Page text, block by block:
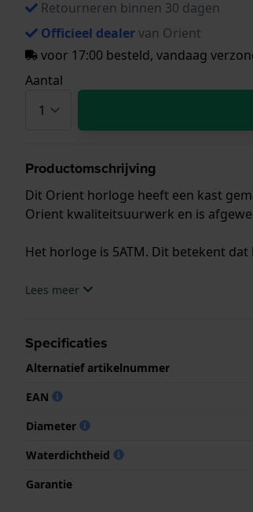
Retourneren binnen 30 dagen
Officieel dealervan Orient
voor 17:00 besteld, vandaag
Aantal
Productomschrijving
Dit Orient horloge heeft een kast
Orient kwaliteitsuurwerk en is
Het horloge is 5ATM. Dit betekent
.Lees meer
Specificaties
Alternatief artikelnummer
EAN
Diameter
Waterdichtheid
Garantie